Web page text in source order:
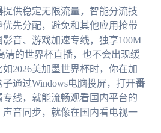
提供稳定无限流量，智能分流技
先分配，避免和其他应用抢带
音、游戏加速专线，独享100M
清的世界杯直播，也不会出现缓
2026美加墨世界杯时，你在加
通过Windows电脑投屏，打开番
线，就能流畅观看国内平台的
音同步，就像在国内看电视一